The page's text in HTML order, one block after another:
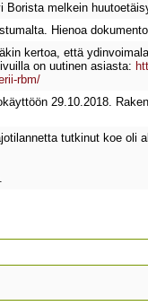
melkein
Hienoa
kertoa, että
on uutinen asiasta:
rbm/
29.10.2018.
tutkinut koe oli